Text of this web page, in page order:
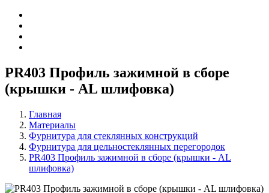
PR403 Профиль зажимной в сборе
(крышки - AL шлифовка)
Главная
Материалы
Фурнитура для стеклянных конструкций
Фурнитура для цельностеклянных перегородок
PR403 Профиль зажимной в сборе (крышки - AL
шлифовка)